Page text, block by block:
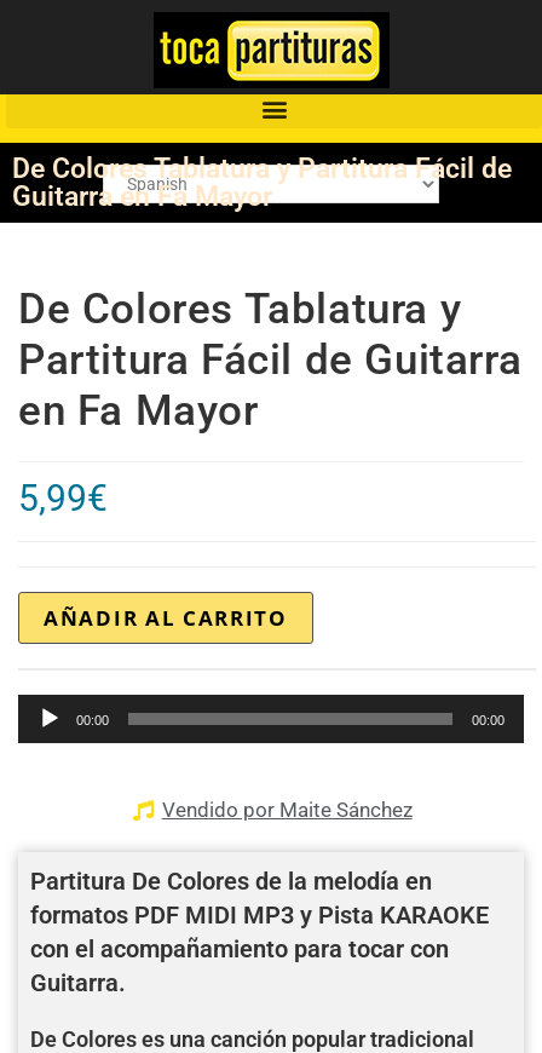
De Colores Tablatura y Partitura Fácil de
Guitarra en Fa Mayor
De Colores Tablatura y
Partitura Fácil de Guitarra
en Fa Mayor
5,99€
AÑADIR AL CARRITO
Reproductor
de
00:00 00:00
Vendido por Maite Sánchez
Partitura De Colores de la melodía en
formatos PDF MIDI MP3 y Pista KARAOKE
con el acompañamiento para tocar con
Guitarra.
De Colores es una canción popular tradicional